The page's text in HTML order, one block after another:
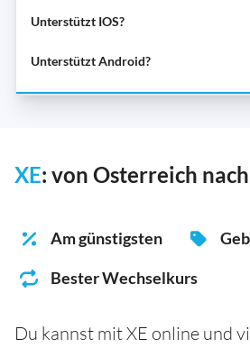
XE: von Osterreich
Am günstigsten
Bester Wechselkurs
Du kannst mit XE online und